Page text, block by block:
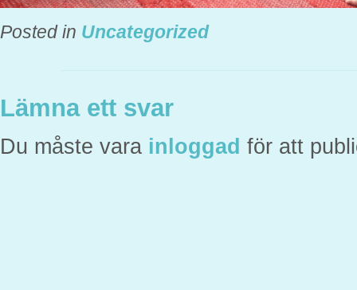
Posted in Uncategorized
Lämna ett svar
Du måste vara inloggad för att